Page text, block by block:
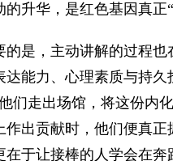
的升华，是红色基因真正
，主动讲解的过程也
达能力、心理素质与持
们走出场馆，将这份内
作出贡献时，他们便真
在于让接棒的人学会在奔